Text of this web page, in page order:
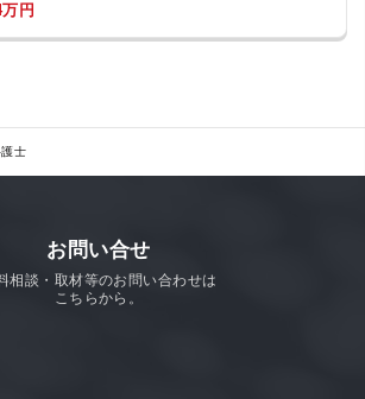
円
士
お問い合せ
相談・取材等のお問い合わせは
こちらから。